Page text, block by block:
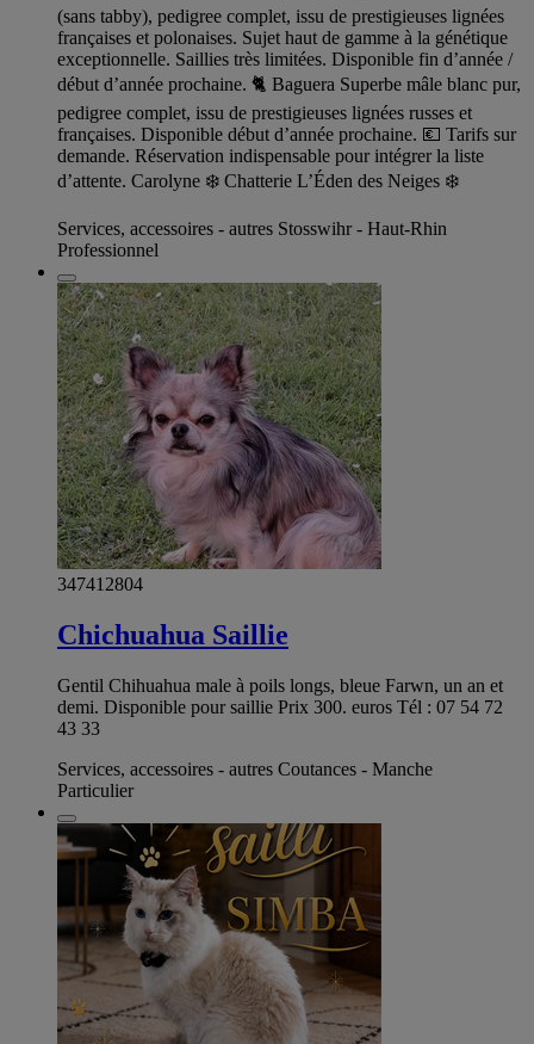
(sans tabby), pedigree complet, issu de prestigieuses lignées
françaises et polonaises. Sujet haut de gamme à la génétique
exceptionnelle. Saillies très limitées. Disponible fin d’année /
début d’année prochaine. 🐈 Baguera Superbe mâle blanc pur,
pedigree complet, issu de prestigieuses lignées russes et
françaises. Disponible début d’année prochaine. 💶 Tarifs sur
demande. Réservation indispensable pour intégrer la liste
d’attente. Carolyne ❄️ Chatterie L’Éden des Neiges ❄️
Services, accessoires - autres Stosswihr - Haut-Rhin
Professionnel
347412804
Chichuahua Saillie
Gentil Chihuahua male à poils longs, bleue Farwn, un an et
demi. Disponible pour saillie Prix 300. euros Tél : 07 54 72
43 33
Services, accessoires - autres Coutances - Manche
Particulier